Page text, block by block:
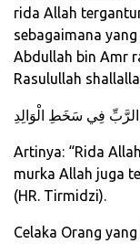
rida Allah
sebagaimana
Abdullah bin Amr
Rasulullah
فِي سَخَطِ الْوَالِدِ
Artinya: “Rida
murka Allah juga
(HR. Tirmidzi).
Celaka Orang